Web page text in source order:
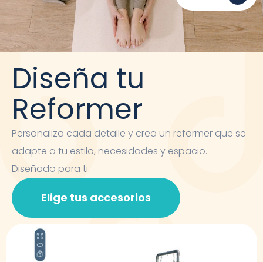
Diseña tu
Reformer
Personaliza cada detalle y crea un reformer que se
adapte a tu estilo, necesidades y espacio.
Diseñado para ti.
Elige tus accesorios